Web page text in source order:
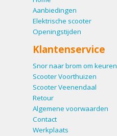
Aanbiedingen
Elektrische scooter
Openingstijden
Klantenservice
Snor naar brom om keuren
Scooter Voorthuizen
Scooter Veenendaal
Retour
Algemene voorwaarden
Contact
Werkplaats